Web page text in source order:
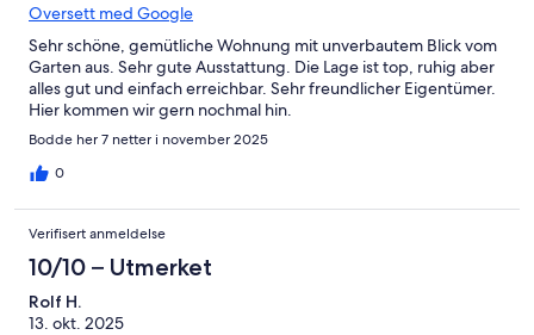
Oversett med Google
Sehr schöne, gemütliche Wohnung mit unverbautem Blick vom
Garten aus. Sehr gute Ausstattung. Die Lage ist top, ruhig aber
alles gut und einfach erreichbar. Sehr freundlicher Eigentümer.
Hier kommen wir gern nochmal hin.
Bodde her 7 netter i november 2025
0
Verifisert anmeldelse
10/10 – Utmerket
Rolf H.
13. okt. 2025